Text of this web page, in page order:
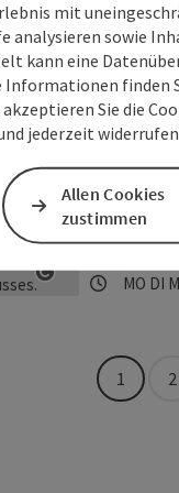
Copyright
Aschach
und bietet
Aschach
MODI
Copyright
Aschach
Strom-km:
Rohrponton
Infrastruktur:
Entfernung
Salzburg:
MO DI
1 2
mit
analysieren sowie
kann eine
Informationen finden
Sie die
jederzeit
Allen Cookies
zustimmen